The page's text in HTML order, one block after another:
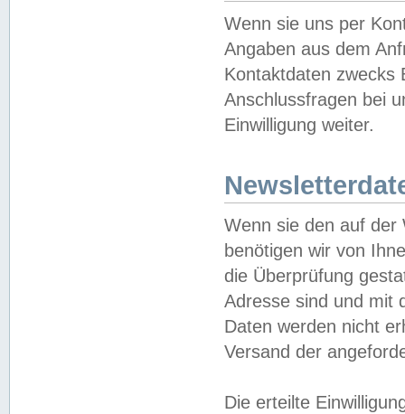
Wenn sie uns per
Angaben aus dem
Kontaktdaten zwecks
Anschlussfragen bei
Einwilligung weiter.
Wenn sie den auf der
benötigen wir von
die Überprüfung
Adresse sind und mit
Daten werden nicht
Versand der
Die erteilte